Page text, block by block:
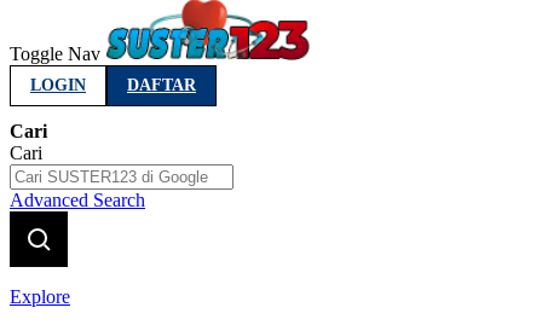
Toggle Nav
LOGIN DAFTAR
Cari
Cari
Advanced Search
Explore